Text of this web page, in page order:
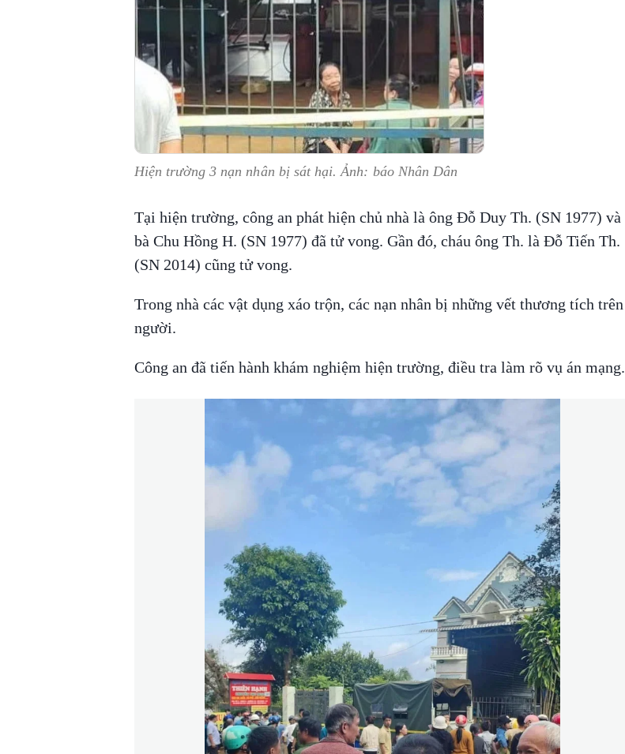
Hiện trường 3 nạn nhân bị sát hại. Ảnh: báo Nhân Dân
Tại hiện trường, công an phát hiện chủ nhà là ông Đỗ Duy Th. (SN 1977) và
bà Chu Hồng H. (SN 1977) đã tử vong. Gần đó, cháu ông Th. là Đỗ Tiến Th.
(SN 2014) cũng tử vong.
Trong nhà các vật dụng xáo trộn, các nạn nhân bị những vết thương tích trên
người.
Công an đã tiến hành khám nghiệm hiện trường, điều tra làm rõ vụ án mạng.